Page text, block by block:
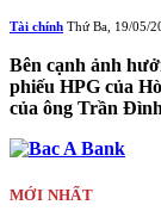
Tài chính Thứ Ba, 19/05/
Bên cạnh ảnh
phiếu HPG của
của ông Trần
MỚI NHẤT